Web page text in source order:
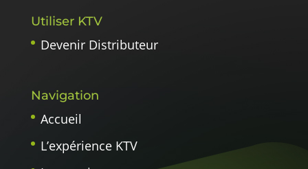
Utiliser KTV
Devenir Distributeur
Navigation
Accueil
L’expérience KTV